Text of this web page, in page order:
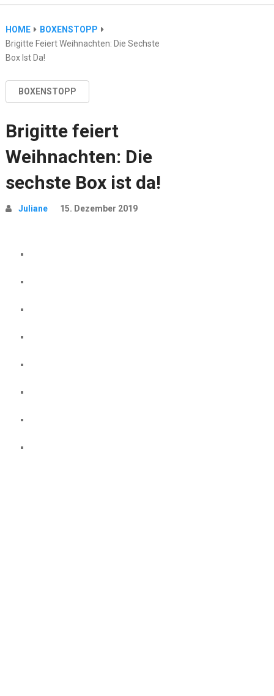
HOME
BOXENSTOPP
Brigitte Feiert Weihnachten: Die Sechste
Box Ist Da!
BOXENSTOPP
Brigitte feiert
Weihnachten: Die
sechste Box ist da!
Juliane 15. Dezember 2019